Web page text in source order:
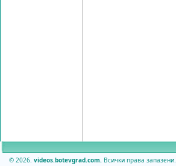
© 2026. videos.botevgrad.com. Всички права запазени.